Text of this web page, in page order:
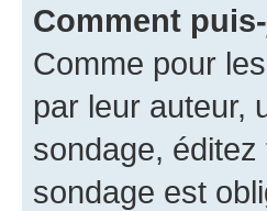
Comment
Comme pour
par leur auteur,
sondage,
sondage est